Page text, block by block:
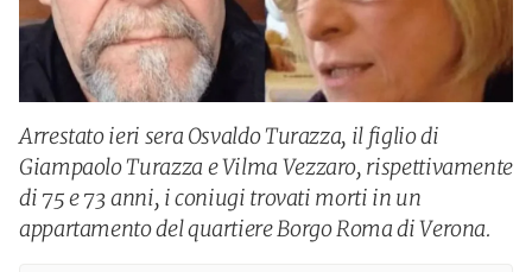
Arrestato ieri sera Osvaldo Turazza, il figlio di
Giampaolo Turazza e Vilma Vezzaro, rispettivamente
di 75 e 73 anni, i coniugi trovati morti in un
appartamento del quartiere Borgo Roma di Verona.